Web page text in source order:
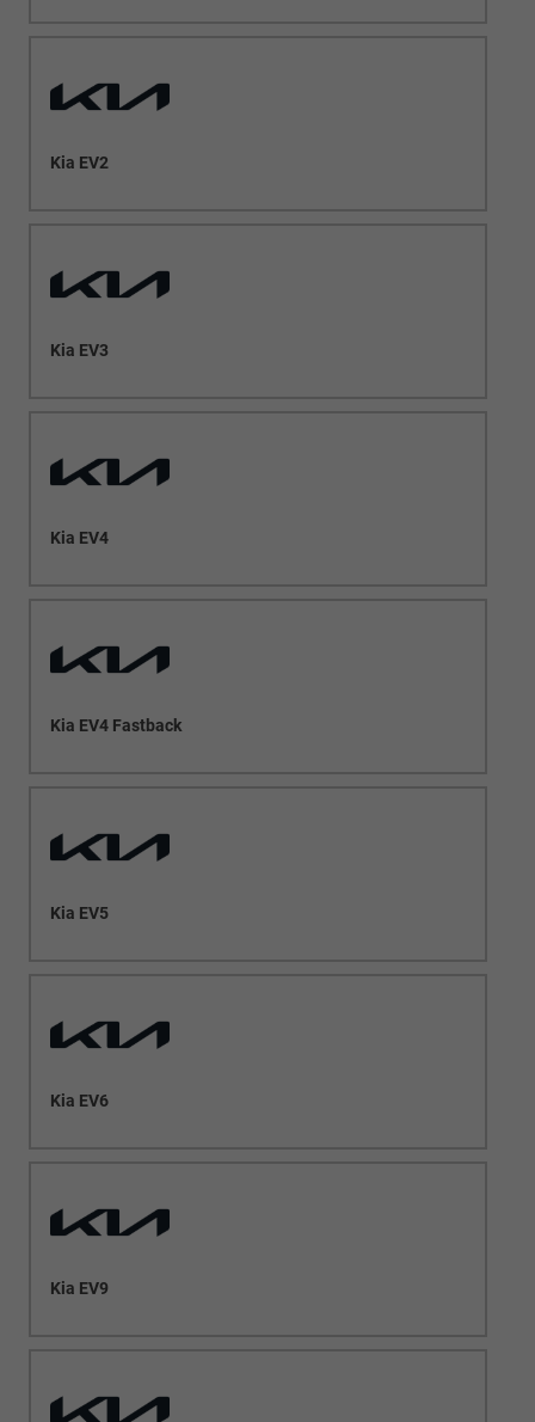
Kia EV2
Kia EV3
Kia EV4
Kia EV4 Fastback
Kia EV5
Kia EV6
Kia EV9